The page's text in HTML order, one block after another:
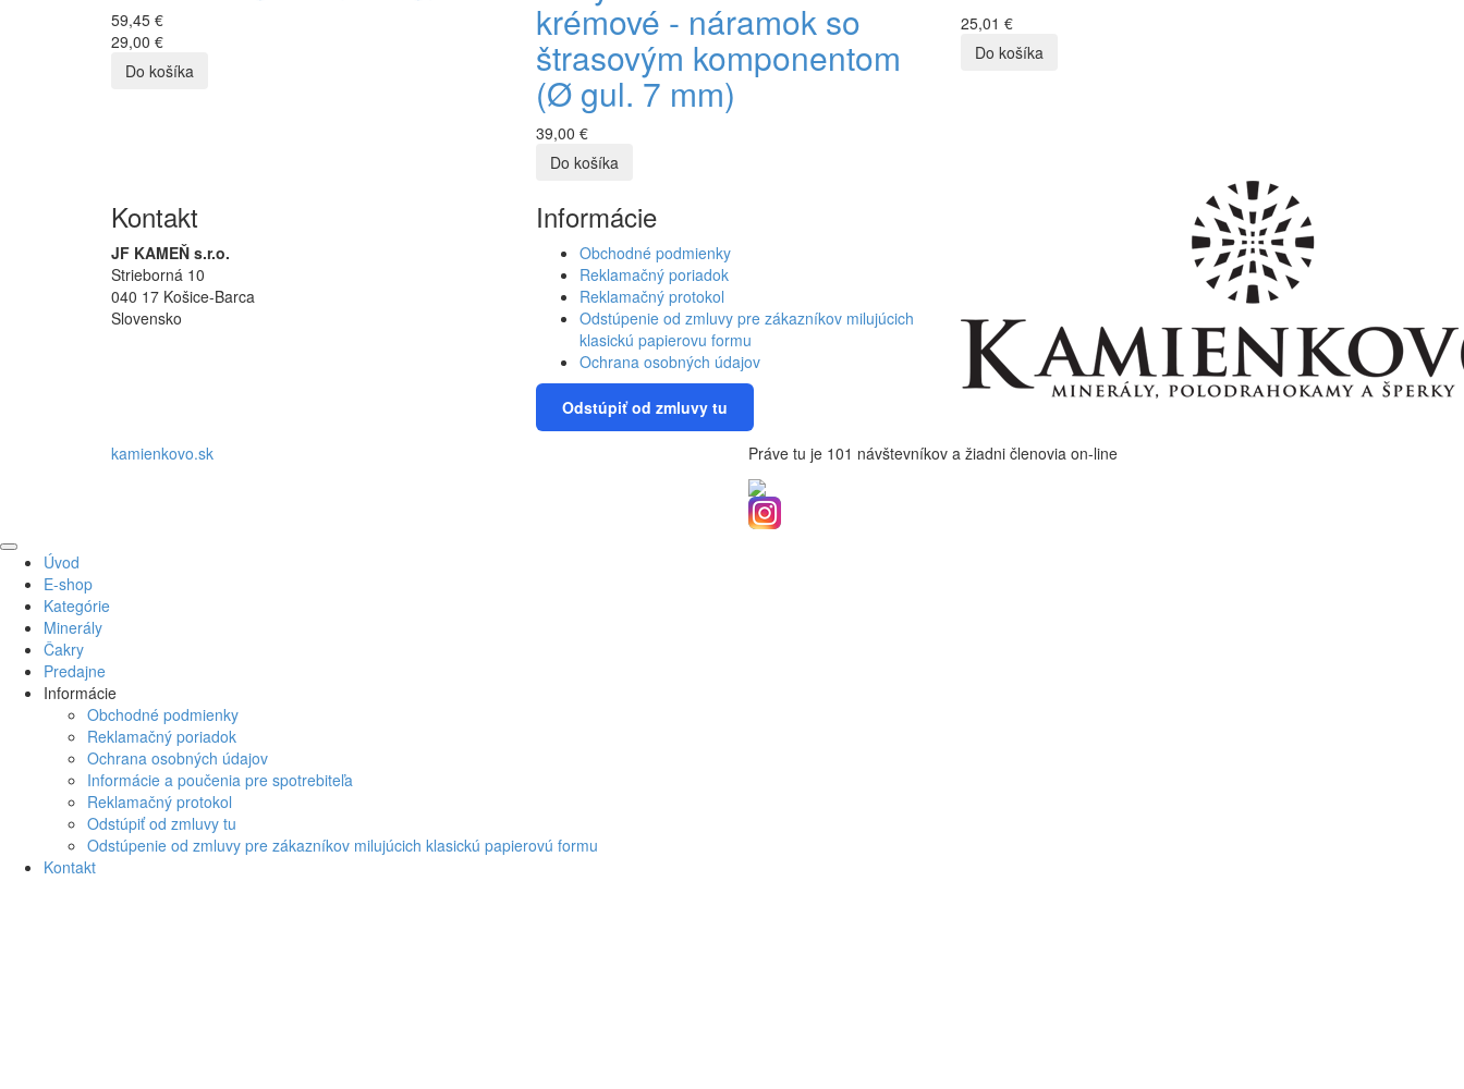
59,45 €
29,00 €
krémové - náramok so
štrasovým komponentom
(Ø gul. 7 mm)
39,00 €
25,01 €
Kontakt
JF KAMEŇ s.r.o.
Strieborná 10
040 17 Košice-Barca
Slovensko
Informácie
Obchodné podmienky
Reklamačný poriadok
Reklamačný protokol
Odstúpenie od zmluvy pre zákazníkov milujúcich
klasickú papierovu formu
Ochrana osobných údajov
Odstúpiť od zmluvy tu
kamienkovo.sk Práve tu je 101 návštevníkov a žiadni členovia on-line
Na
začiatok
Úvod
E-shop
Kategórie
Minerály
Čakry
Predajne
Informácie
Obchodné podmienky
Reklamačný poriadok
Ochrana osobných údajov
Informácie a poučenia pre spotrebiteľa
Reklamačný protokol
Odstúpiť od zmluvy tu
Odstúpenie od zmluvy pre zákazníkov milujúcich klasickú papierovú formu
Kontakt